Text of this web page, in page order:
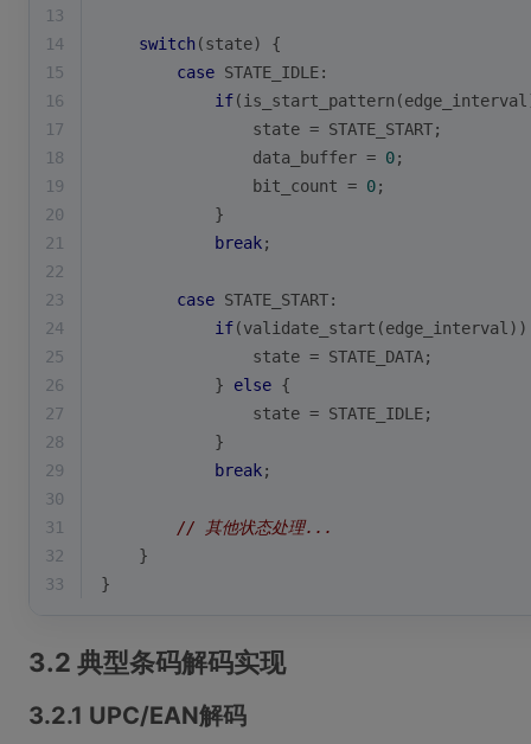
13
14
switch (state) {
15
case STATE_IDLE:
16
if
17
                state = STATE_START;
18
                data_buffer =
0;
19
                bit_count =
0;
20
            }
21
break;
22
23
case STATE_START:
24
if
25
                state = STATE_DATA;
26
            }
else {
27
                state = STATE_IDLE;
28
            }
29
break;
30
31
// 其他状态处理...
32
    }
33
}
3.2 典型条码解码实现
3.2.1 UPC/EAN解码